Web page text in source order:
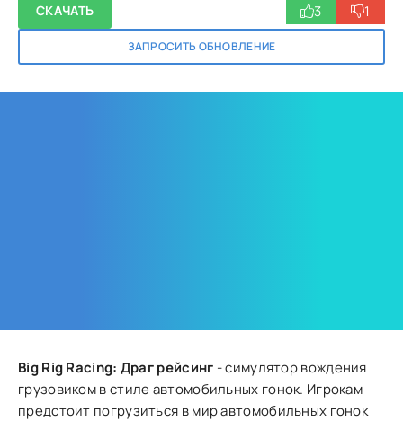
СКАЧАТЬ
ЗАПРОСИТЬ ОБНОВЛЕНИЕ
3 1
Big Rig Racing: Драг рейсинг - симулятор вождения
грузовиком в стиле автомобильных гонок. Игрокам
предстоит погрузиться в мир автомобильных гонок